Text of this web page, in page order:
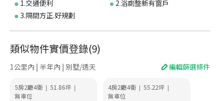
1.交通便利
2.浴廁整新有窗戶
3.隔間方正.好規劃
類似物件實價登錄(9)
1公里內 | 半年內 | 別墅/透天 編輯篩選條件
5房2廳4衛 | 51.86坪 |
無車位
4房2廳4衛 | 55.22坪 |
無車位